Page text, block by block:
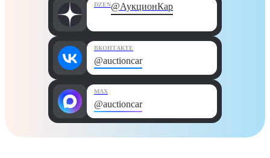
DZEN@АукционКар
ВКОНТАКТЕ
@auctioncar
MAX
@auctioncar